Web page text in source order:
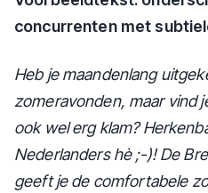
concurrenten met
Heb je maandenlang
zomeravonden, maar vind
ook wel erg klam?
Nederlanders hè ;-)! De
geeft je de comfortabele